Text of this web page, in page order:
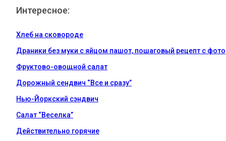
Интересное:
Хлеб на сковороде
Драники без муки с яйцом пашот, пошаговый рецепт с фото
Фруктово-овощной салат
Дорожный сендвич “Все и сразу”
Нью-Йоркский сэндвич
Салат “Веселка”
Действительно горячие